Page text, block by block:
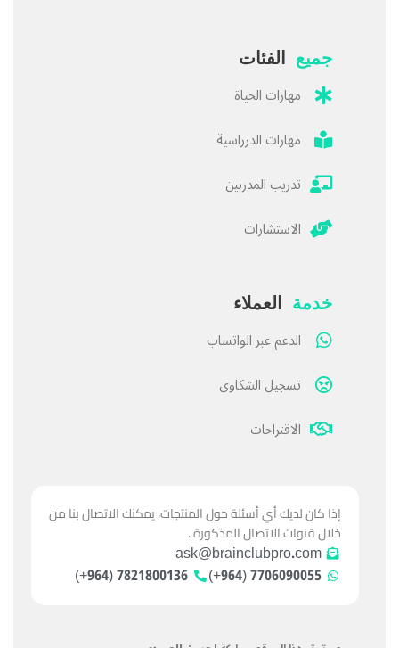
جميع الفئات
مهارات الحياة
مهارات الدرراسية
تدريب المدربين
الاستشارات
خدمة العملاء
الدعم عبر الواتساب
تسجيل الشكاوى
الاقتراحات
إذا كان لديك أي أسئلة حول المنتجات، يمكنك الاتصال بنا من
خلال قنوات الاتصال المذكورة .
ask@brainclubpro.com
7706090055 (964+)
7821800136 (964+)